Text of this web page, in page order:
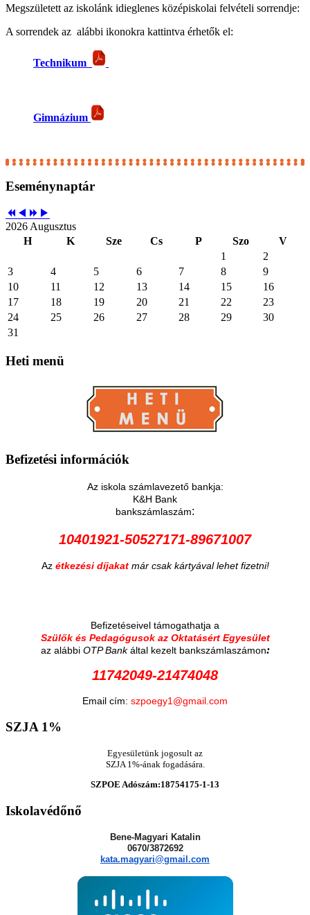
Megszületett az iskolánk idieglenes középiskolai felvételi sorrendje:
A sorrendek az alábbi ikonokra kattintva érhetők el:
Technikum
Gimnázium
Eseménynaptár
2026 Augusztus
H
K Sze Cs P Szo
V
1
2
3
4 5 6 7 8
9
10
11 12 13 14 15
16
17
18 19 20 21 22
23
24
25 26 27 28 29
30
31
Heti menü
Befizetési információk
Az iskola számlavezető bankja:
K&H Bank
bankszámlaszám:
10401921-50527171-89671007
Az étkezési díjakat már csak kártyával lehet fizetni!
Befizetéseivel támogathatja a
Szülők és Pedagógusok az Oktatásért Egyesület
az alábbi OTP Bankáltal kezelt bankszámlaszámon:
11742049-21474048
Email cím: szpoegy1@gmail.com
SZJA1%
Egyesületünk jogosult az
SZJA 1%-ának fogadására.
SZPOE Adószám:18754175-1-13
Iskolavédőnő
Bene-Magyari Katalin
0670/3872692
kata.magyari@gmail.com